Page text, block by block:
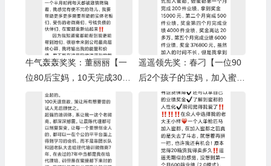
牛气轰轰奖奖：董丽丽【一
位80后宝妈，10天完成3000
箱业绩】/树人奖：小啄
遥遥领先奖：春刁【一位90
后2个孩子的宝妈，加入蜜都
5个月完成6000箱业绩】/上
级伯乐奖：Yuki